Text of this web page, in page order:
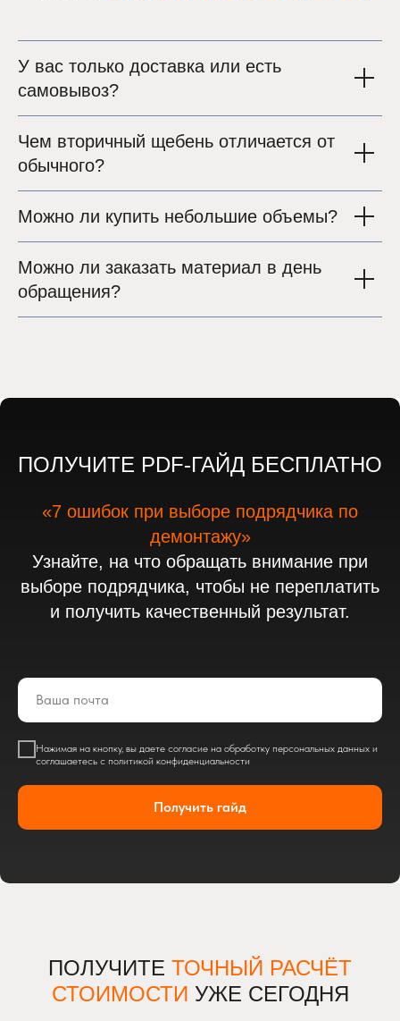
У вас только доставка или есть
самовывоз?
Чем вторичный щебень отличается от
обычного?
Можно ли купить небольшие объемы?
Можно ли заказать материал в день
обращения?
ПОЛУЧИТЕ PDF-ГАЙД БЕСПЛАТНО
«7 ошибок при выборе подрядчика по
демонтажу»
Узнайте, на что обращать внимание при
выборе подрядчика, чтобы не переплатить
и получить качественный результат.
Нажимая на кнопку, вы даете согласие на обработку персональных данных и
соглашаетесь c политикой конфиденциальности
Получить гайд
ПОЛУЧИТЕ ТОЧНЫЙ РАСЧЁТ
СТОИМОСТИ УЖЕ СЕГОДНЯ